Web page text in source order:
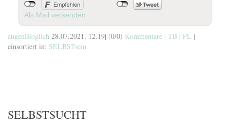
Als Mail versenden
augenBloglich 28.07.2021, 12.19| (0/0) Kommentare | TB | PL |
einsortiert in: SELBSTsein
SELBSTSUCHT